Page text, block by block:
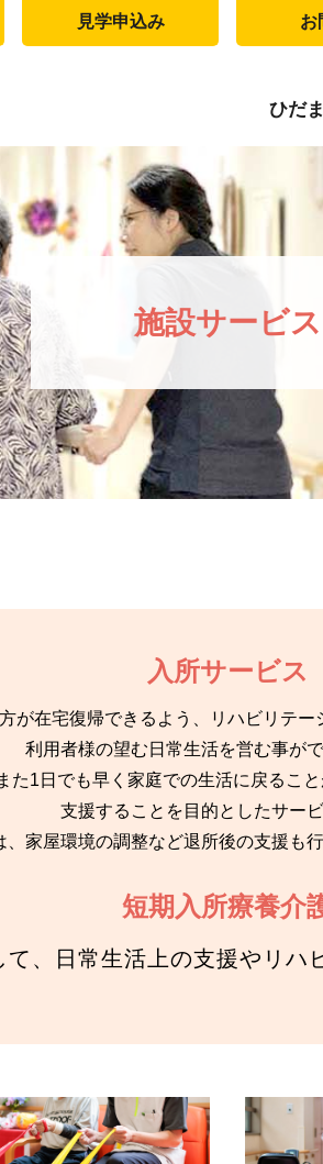
見学申込み
お
ひだ
施設サービス
入所サービス
が在宅復帰できるよう、リハビリテー
利用者様の望む日常生活を営む事がで
た1日でも早く家庭での生活に戻ること
支援することを目的としたサービ
家屋環境の調整など退所後の支援も
短期入所療養介
て、日常生活上の支援やリハ